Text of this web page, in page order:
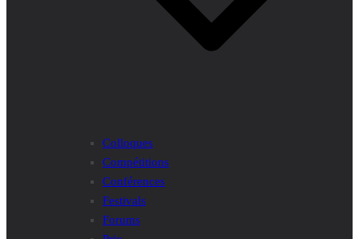
Colloques
Compétitions
Conférences
Festivals
Forums